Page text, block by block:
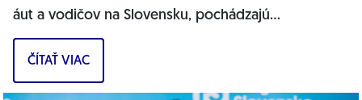
áut a vodičov na Slovensku, pochádzajú
pravdepodobne z Ruska. Dnes hnutie prinieslo
dôkazy,...
ČÍTAŤ VIAC